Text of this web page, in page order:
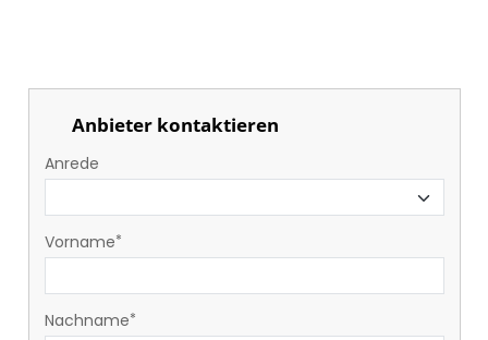
Anbieter kontaktieren
Anrede
Vorname
Nachname